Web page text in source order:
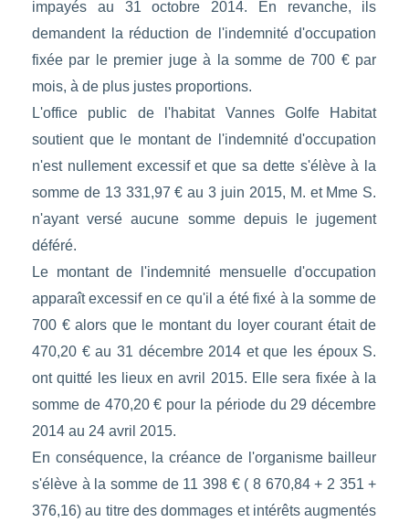
impayés au 31 octobre 2014. En revanche, ils
demandent la réduction de l'indemnité d'occupation
fixée par le premier juge à la somme de 700 € par
mois, à de plus justes proportions.
L'office public de l'habitat Vannes Golfe Habitat
soutient que le montant de l'indemnité d'occupation
n'est nullement excessif et que sa dette s'élève à la
somme de 13 331,97 € au 3 juin 2015, M. et Mme S.
n'ayant versé aucune somme depuis le jugement
déféré.
Le montant de l'indemnité mensuelle d'occupation
apparaît excessif en ce qu'il a été fixé à la somme de
700 € alors que le montant du loyer courant était de
470,20 € au 31 décembre 2014 et que les époux S.
ont quitté les lieux en avril 2015. Elle sera fixée à la
somme de 470,20 € pour la période du 29 décembre
2014 au 24 avril 2015.
En conséquence, la créance de l'organisme bailleur
s'élève à la somme de 11 398 € ( 8 670,84 + 2 351 +
376,16) au titre des dommages et intérêts augmentés